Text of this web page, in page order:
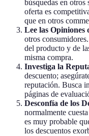
búsquedas en
oferta es
que en otros
Lee las Opiniones
otros
del producto y de
misma compra.
Investiga la
descuento;
reputación. Busca
páginas de
Desconfía de los
normalmente
es muy probable
los descuentos